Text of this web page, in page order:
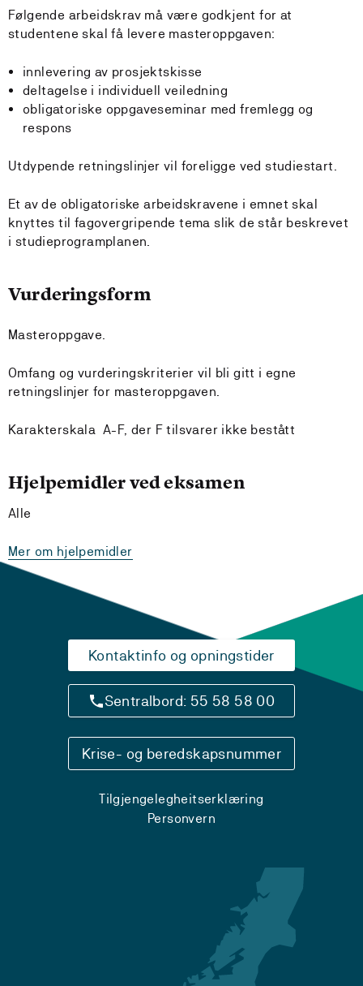
Følgende arbeidskrav må være godkjent for at
studentene skal få levere masteroppgaven:
innlevering av prosjektskisse
deltagelse i individuell veiledning
obligatoriske oppgaveseminar med fremlegg og
respons
Utdypende retningslinjer vil foreligge ved studiestart.
Et av de obligatoriske arbeidskravene i emnet skal
knyttes til fagovergripende tema slik de står beskrevet
i studieprogramplanen.
Vurderingsform
Masteroppgave.
Omfang og vurderingskriterier vil bli gitt i egne
retningslinjer for masteroppgaven.
Karakterskala A-F, der F tilsvarer ikke bestått
Hjelpemidler ved eksamen
Alle
Mer om hjelpemidler
Kontaktinfo og opningstider
Sentralbord: 55 58 58 00
Krise- og beredskapsnummer
Tilgjengelegheitserklæring
Personvern